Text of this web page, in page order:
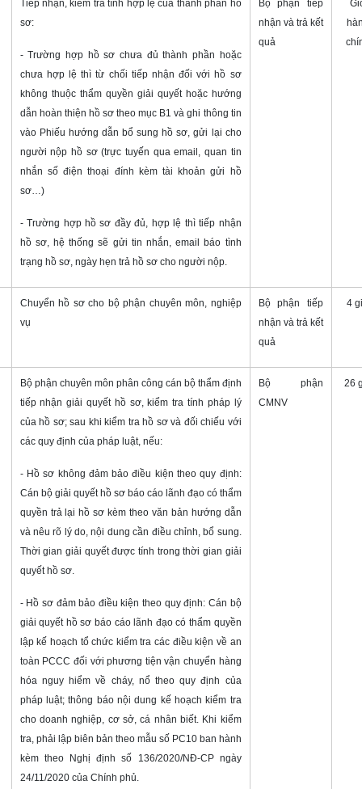
Tiếp nhận, kiểm tra tính hợp lệ của thành phần hồ
sơ:
- Trường hợp hồ sơ chưa đủ thành phần hoặc
chưa hợp lệ thì từ chối tiếp nhận đối với hồ sơ
không thuộc thẩm quyền giải quyết hoặc hướng
dẫn hoàn thiện hồ sơ theo mục B1 và ghi thông tin
vào Phiếu hướng dẫn bổ sung hồ sơ, gửi lại cho
người nộp hồ sơ (trực tuyến qua email, quan tin
nhắn số điện thoại đính kèm tài khoản gửi hồ
sơ…)
- Trường hợp hồ sơ đầy đủ, hợp lệ thì tiếp nhận
hồ sơ, hệ thống sẽ gửi tin nhắn, email báo tình
trạng hồ sơ, ngày hẹn trả hồ sơ cho người nộp.
Bộ phận tiếp
nhận và trả kết
quả
Chuyển hồ sơ cho bộ phận chuyên môn, nghiệp
vụ
Bộ phận tiếp
nhận và trả kết
quả
4
Bộ phận chuyên môn phân công cán bộ thẩm định
tiếp nhận giải quyết hồ sơ, kiểm tra tính pháp lý
của hồ sơ; sau khi kiểm tra hồ sơ và đối chiếu với
các quy định của pháp luật, nếu:
- Hồ sơ không đảm bảo điều kiện theo quy định:
Cán bộ giải quyết hồ sơ báo cáo lãnh đạo có thẩm
quyền trả lại hồ sơ kèm theo văn bản hướng dẫn
và nêu rõ lý do, nội dung cần điều chỉnh, bổ sung.
Thời gian giải quyết được tính trong thời gian giải
quyết hồ sơ.
- Hồ sơ đảm bảo điều kiện theo quy định: Cán bộ
giải quyết hồ sơ báo cáo lãnh đạo có thẩm quyền
lập kế hoạch tổ chức kiểm tra các điều kiện về an
toàn PCCC đối với phương tiện vận chuyển hàng
hóa nguy hiểm về cháy, nổ theo quy định của
pháp luật; thông báo nội dung kế hoạch kiểm tra
cho doanh nghiệp, cơ sở, cá nhân biết. Khi kiểm
tra, phải lập biên bản theo mẫu số PC10 ban hành
kèm theo Nghị định số 136/2020/NĐ-CP ngày
24/11/2020 của Chính phủ.
Bộ phận
CMNV
26